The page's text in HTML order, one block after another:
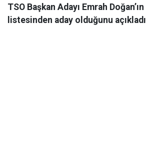
TSO Başkan Adayı Emrah
listesinden aday olduğunu